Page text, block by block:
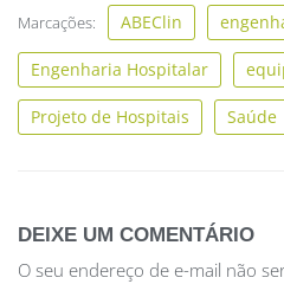
Marcações: ABEClin
Engenharia Hospitalar
Projeto de Hospitais Saúde
DEIXE UM COMENTÁRIO
O seu endereço de e-mail não